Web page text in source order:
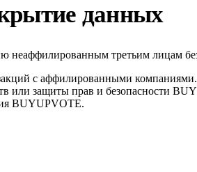
данных
третьим лицам
с аффилированными компаниями.
или защиты прав и безопасности
BUYUPVOTE.